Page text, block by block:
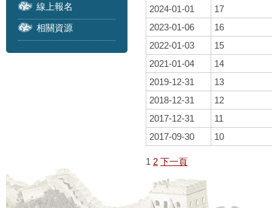
線上報名
相關資源
2024-01-01
17
2023-01-06
16
2022-01-03
15
2021-01-04
14
2019-12-31
13
2018-12-31
12
2017-12-31
11
2017-09-30
10
1 2 下一頁